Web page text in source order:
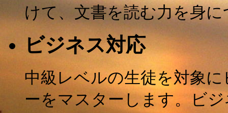
けて、文書を読む力を身
ビジネス対応
中級レベルの生徒を対象
ーをマスターします。ビ